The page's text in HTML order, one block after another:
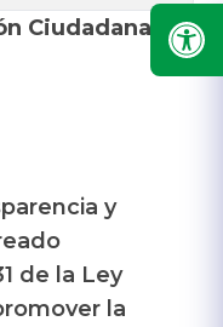
Ciudadana
y
de la Ley
la